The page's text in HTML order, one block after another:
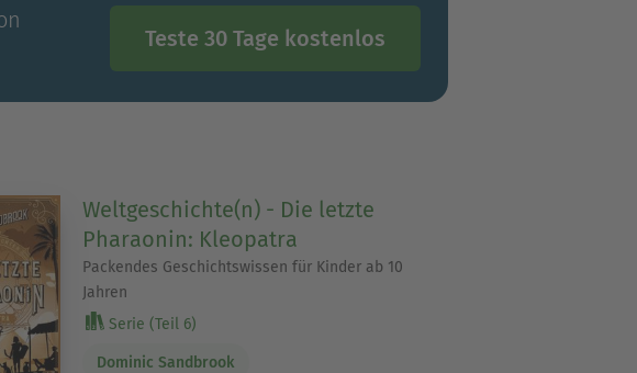
Teste 30 Tage kostenlos
Weltgeschichte(n) - Die letzte
Pharaonin: Kleopatra
Packendes Geschichtswissen für Kinder ab 10
Jahren
Serie (Teil 6)
Dominic Sandbrook